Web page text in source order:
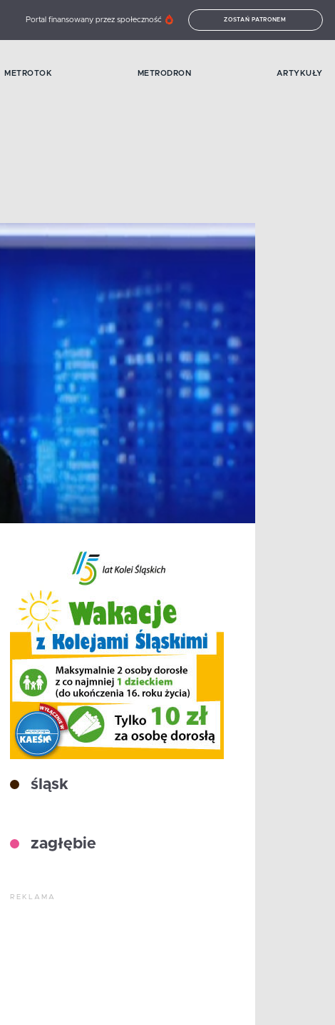
Portal finansowany przez społeczność ZOSTAŃ PATRONEM
METROTOK METRODRON ARTYKUŁY
śląsk
zagłębie
REKLAMA